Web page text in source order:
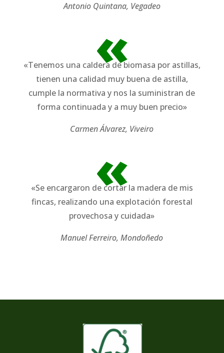
Antonio Quintana, Vegadeo
«
«Tenemos una caldera de biomasa por astillas,
tienen una calidad muy buena de astilla,
cumple la normativa y nos la suministran de
forma continuada y a muy buen precio»
Carmen Álvarez, Viveiro
«
«Se encargaron de cortar la madera de mis
fincas, realizando una explotación forestal
provechosa y cuidada»
Manuel Ferreiro, Mondoñedo